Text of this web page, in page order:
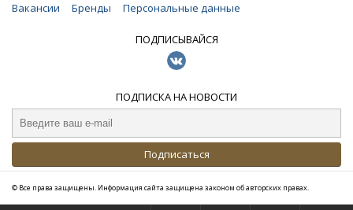
Вакансии
Бренды Персональные данные
ПОДПИСЫВАЙСЯ
ПОДПИСКА НА НОВОСТИ
Подписаться
© Все права защищены. Информация сайта защищена законом об авторских правах.